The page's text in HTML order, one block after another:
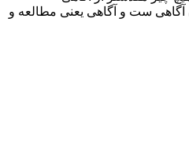
آگاهی ست و آگاهی یعنی مطالعه و